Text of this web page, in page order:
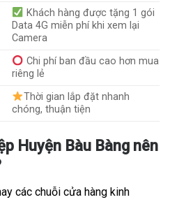
Khách hàng được tặng 1 gói
Data 4G miễn phí khi xem lại
Camera
Chi phí ban đầu cao hơn mua
riêng lẻ
Thời gian lắp đặt nhanh
chóng, thuận tiện
Huyện Bàu Bàng nên
các chuỗi cửa hàng kinh